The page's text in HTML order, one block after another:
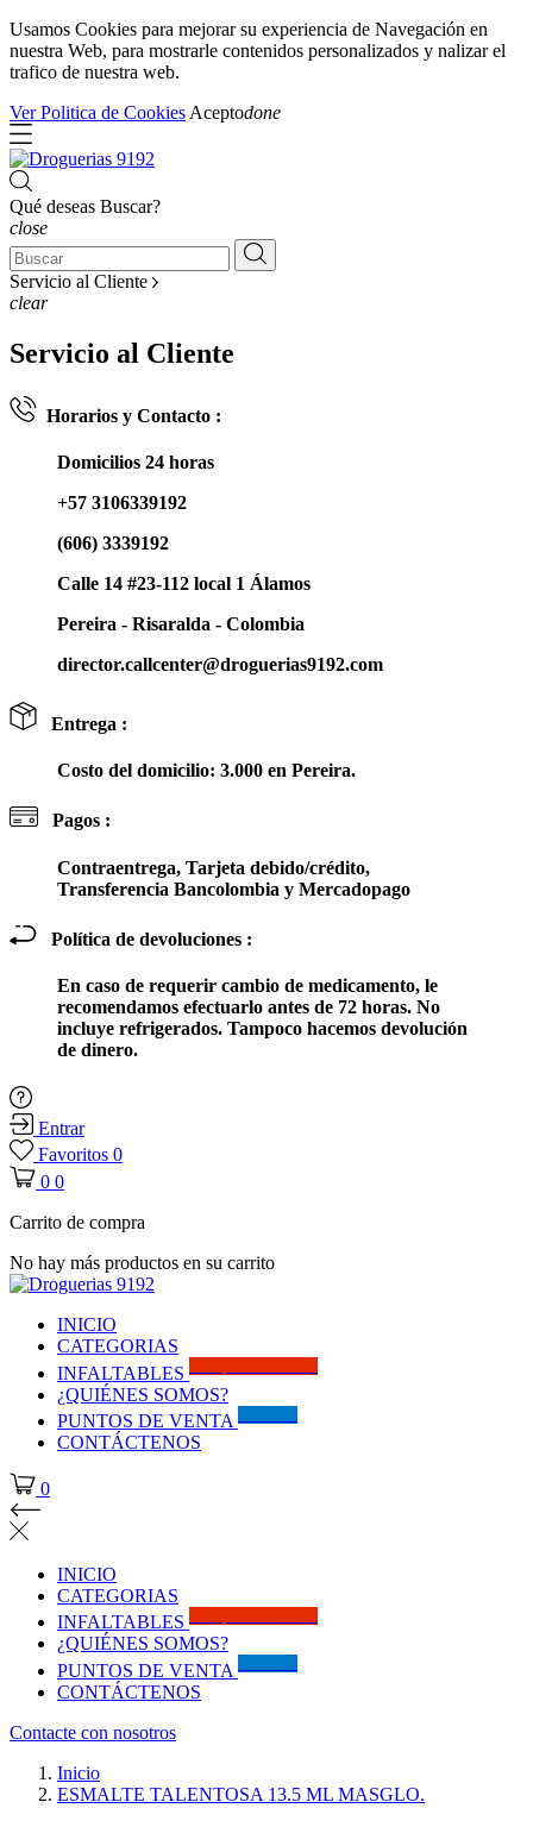
Usamos Cookies para mejorar su experiencia de Navegación en
nuestra Web, para mostrarle contenidos personalizados y nalizar el
trafico de nuestra web.
Ver Politica de Cookies Aceptodone
Qué deseas Buscar?
close
Servicio al Cliente
clear
Servicio al Cliente
Horarios y Contacto :
Domicilios 24 horas
+57 3106339192
(606) 3339192
Calle 14 #23-112 local 1 Álamos
Pereira - Risaralda - Colombia
director.callcenter@droguerias9192.com
Entrega :
Costo del domicilio: 3.000 en Pereira.
Pagos :
Contraentrega, Tarjeta debido/crédito,
Transferencia Bancolombia y Mercadopago
Política de devoluciones :
En caso de requerir cambio de medicamento, le
recomendamos efectuarlo antes de 72 horas. No
incluye refrigerados. Tampoco hacemos devolución
de dinero.
Entrar
Favoritos 0
0 0
Carrito de compra
No hay más productos en su carrito
INICIO
CATEGORIAS
INFALTABLES
¿QUIÉNES SOMOS?
PUNTOS DE VENTA
CONTÁCTENOS
0
INICIO
CATEGORIAS
INFALTABLES
¿QUIÉNES SOMOS?
PUNTOS DE VENTA
CONTÁCTENOS
Contacte con nosotros
Inicio
ESMALTE TALENTOSA 13.5 ML MASGLO.